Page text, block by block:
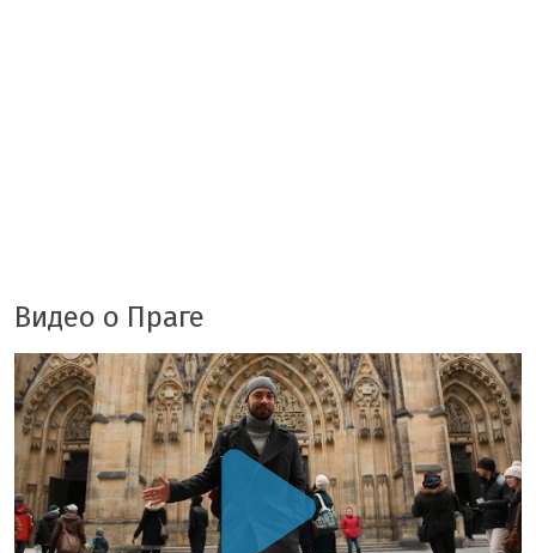
Видео о Праге